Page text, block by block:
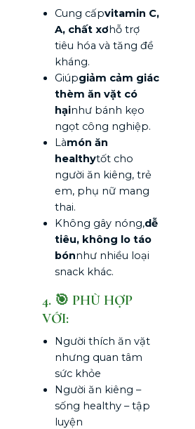
Cung cấpvitamin C,
A, chất xơhỗ trợ
tiêu hóa và tăng đề
kháng.
Giúpgiảm cảm giác
thèm ăn vặt có
hạinhư bánh kẹo
ngọt công nghiệp.
Làmón ăn
healthytốt cho
người ăn kiêng, trẻ
em, phụ nữ mang
thai.
Không gây nóng,dễ
tiêu, không lo táo
bónnhư nhiều loại
snack khác.
4. 🎯 PHÙ HỢP
VỚI:
Người thích ăn vặt
nhưng quan tâm
sức khỏe
Người ăn kiêng –
sống healthy – tập
luyện